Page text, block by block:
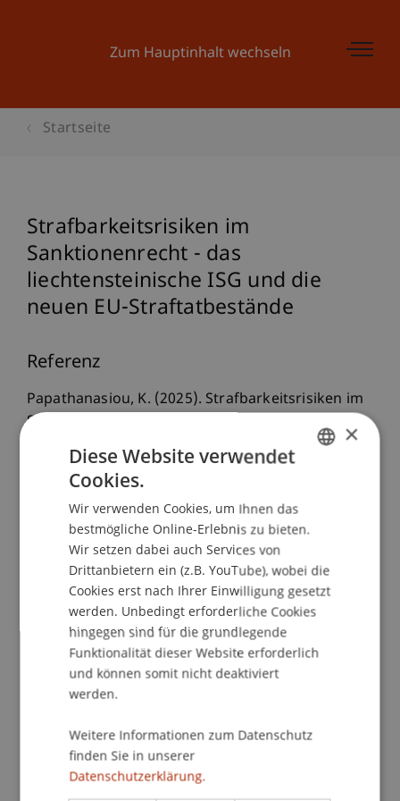
Zum Hauptinhalt wechseln
Startseite
Strafbarkeitsrisiken im
Sanktionenrecht - das
liechtensteinische ISG und die
neuen EU-Straftatbestände
Referenz
Papathanasiou, K. (2025). Strafbarkeitsrisiken im
Sanktionenrecht - das liechtensteinische ISG und
die neuen EU-Straftatbestände.
Liechtensteinische Juristen-Zeitung, 46(2), 52-60.
Publikationsart
Beitrag in wissenschaftlicher Fachzeitschrift
Mitarbeitende
Prof. Dr. Konstantina
Beteiligte Einrichtungen
Lehrstuhl für Wirtschaftsstrafrecht, Compliance
×
Diese Website verwendet
Cookies.
Wir verwenden Cookies, um Ihnen das
bestmögliche Online-Erlebnis zu bieten.
Wir setzen dabei auch Services von
Drittanbietern ein (z.B. YouTube), wobei die
Cookies erst nach Ihrer Einwilligung gesetzt
werden. Unbedingt erforderliche Cookies
hingegen sind für die grundlegende
Funktionalität dieser Website erforderlich
und können somit nicht deaktiviert
werden.
Weitere Informationen zum Datenschutz
finden Sie in unserer
Datenschutzerklärung.